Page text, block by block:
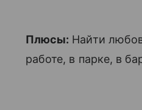
Плюсы: Найти
работе, в парке, в